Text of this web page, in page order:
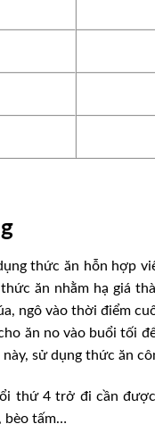
thức ăn hỗn hợp
ăn nhằm hạ giá
ngô vào thời điểm
ăn no vào buổi tối
sử dụng thức ăn
thứ 4 trở đi cần
bèo tấm…